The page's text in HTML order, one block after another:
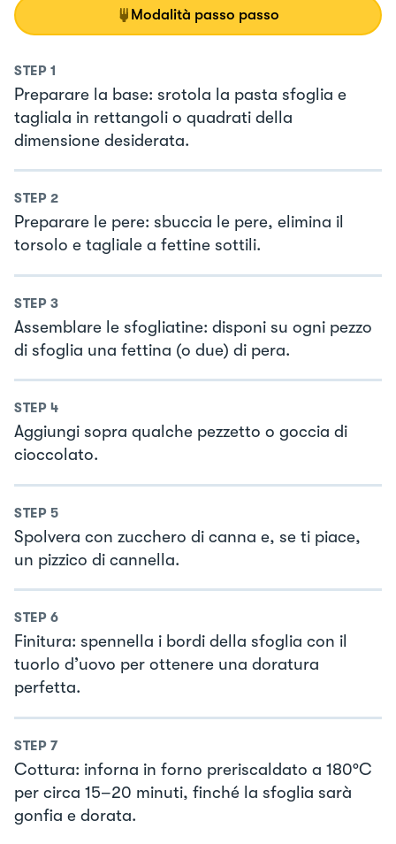
Modalità passo passo
STEP 1
Preparare la base: srotola la pasta sfoglia e
tagliala in rettangoli o quadrati della
dimensione desiderata.
STEP 2
Preparare le pere: sbuccia le pere, elimina il
torsolo e tagliale a fettine sottili.
STEP 3
Assemblare le sfogliatine: disponi su ogni pezzo
di sfoglia una fettina (o due) di pera.
STEP 4
Aggiungi sopra qualche pezzetto o goccia di
cioccolato.
STEP 5
Spolvera con zucchero di canna e, se ti piace,
un pizzico di cannella.
STEP 6
Finitura: spennella i bordi della sfoglia con il
tuorlo d’uovo per ottenere una doratura
perfetta.
STEP 7
Cottura: inforna in forno preriscaldato a 180°C
per circa 15–20 minuti, finché la sfoglia sarà
gonfia e dorata.